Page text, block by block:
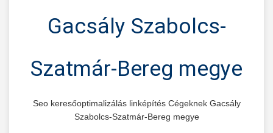
Gacsály Szabolcs-
Szatmár-Bereg megye
Seo keresőoptimalizálás linképítés Cégeknek Gacsály
Szabolcs-Szatmár-Bereg megye